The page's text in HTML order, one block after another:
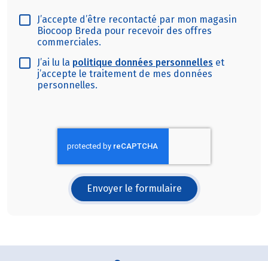
J’accepte d’être recontacté par mon magasin
Biocoop Breda pour recevoir des offres
commerciales.
J’ai lu la politique données personnelles et
j’accepte le traitement de mes données
personnelles.
Envoyer le formulaire